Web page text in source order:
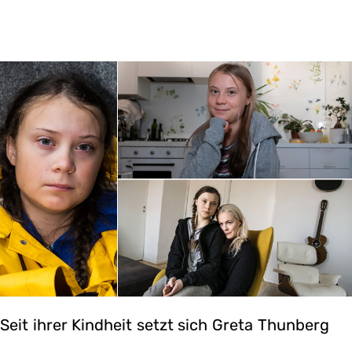
Seit ihrer Kindheit setzt sich Greta Thunberg